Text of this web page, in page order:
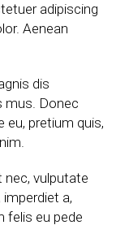
adipiscing
Aenean
dis
mus. Donec
eu, pretium quis,
nec, vulputate
a,
felis eu pede